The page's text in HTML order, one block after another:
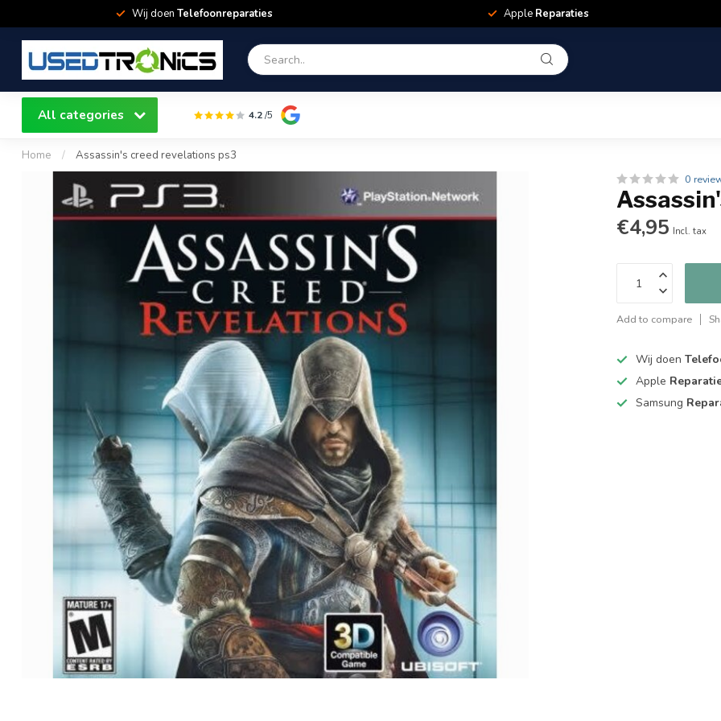
Wij doen Telefoonreparaties Apple Reparaties
All categories 4.2/5
Home / Assassin's creed revelations ps3
0
€4,95 Incl. tax
Add to compare
Wij doen
Apple
Samsung